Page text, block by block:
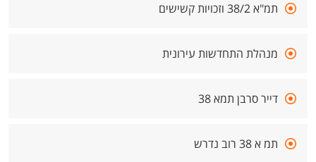
תמ"א 38/2 וזכויות קשישים
מנהלת התחדשות עירונית
דייר סרבן תמא 38
תמ א 38 רוב נדרש